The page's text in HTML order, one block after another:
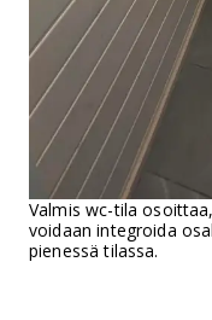
Valmis wc-tila
voidaan integroida
pienessä tilassa.